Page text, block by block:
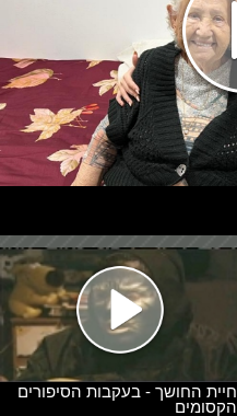
חיית החושך - בעקבות הסיפורים
הקסומים